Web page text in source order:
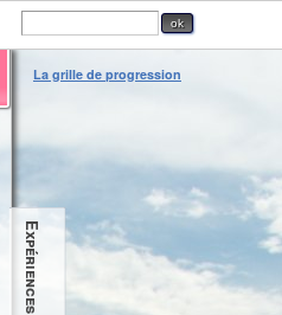
La grille de progression
Expériences